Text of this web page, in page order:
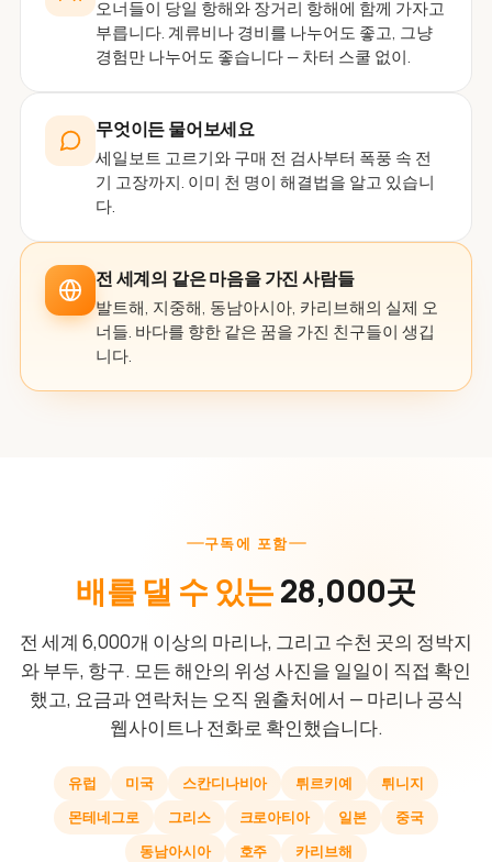
오너들이 당일 항해와 장거리 항해에 함께 가자고
부릅니다. 계류비나 경비를 나누어도 좋고, 그냥
경험만 나누어도 좋습니다 — 차터 스쿨 없이.
무엇이든 물어보세요
세일보트 고르기와 구매 전 검사부터 폭풍 속 전
기 고장까지. 이미 천 명이 해결법을 알고 있습니
다.
전 세계의 같은 마음을 가진 사람들
발트해, 지중해, 동남아시아, 카리브해의 실제 오
너들. 바다를 향한 같은 꿈을 가진 친구들이 생깁
니다.
구독에 포함
배를 댈 수 있는28,000곳
전 세계 6,000개 이상의 마리나, 그리고 수천 곳의 정박지
와 부두, 항구. 모든 해안의 위성 사진을 일일이 직접 확인
했고, 요금과 연락처는 오직 원출처에서 — 마리나 공식
웹사이트나 전화로 확인했습니다.
유럽 미국 스칸디나비아 튀르키예
튀니지
몬테네그로
그리스 크로아티아 일본
중국
동남아시아
호주
카리브해